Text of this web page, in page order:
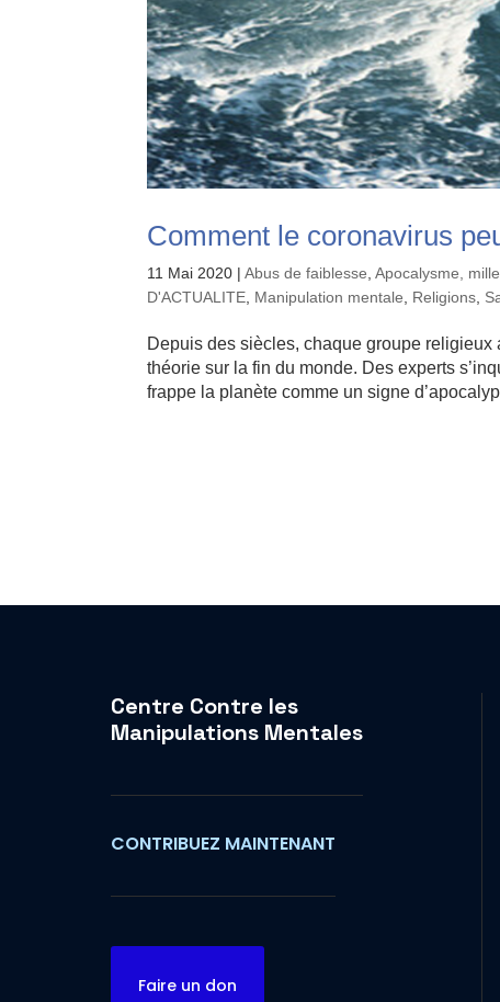
Comment le coronavirus
11 Mai 2020 |Abus de faiblesse ,Apocalysme,
D'ACTUALITE Manipulation mentale Religions
Depuis des siècles, chaque groupe
théorie sur la fin du monde. Des experts
frappe la planète comme un signe
Centre Contre les
Manipulations Mentales
CONTRIBUEZ MAINTENANT
Faire un don